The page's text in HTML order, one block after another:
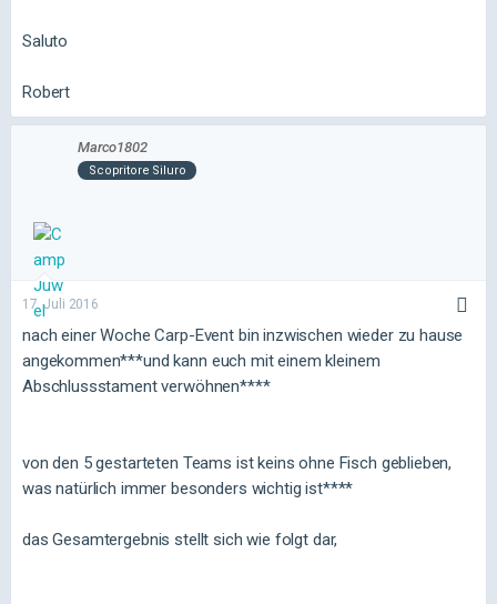
Saluto
Robert
Marco1802
Scopritore Siluro
17. Juli 2016
nach einer Woche Carp-Event bin inzwischen wieder zu hause
angekommen***und kann euch mit einem kleinem
Abschlussstament verwöhnen****
von den 5 gestarteten Teams ist keins ohne Fisch geblieben,
was natürlich immer besonders wichtig ist****
das Gesamtergebnis stellt sich wie folgt dar,